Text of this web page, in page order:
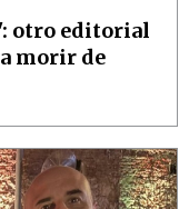
otro editorial
morir de